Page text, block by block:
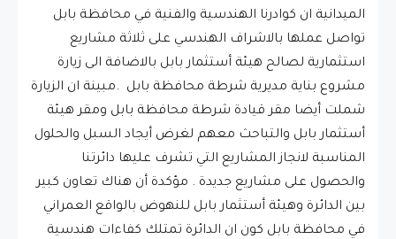
الميدانية ان كوادرنا الهندسية والفنية في محافظة بابل
تواصل عملها بالاشراف الهندسي على ثلاثة مشاريع
استثمارية لصالح هيئة أستثمار بابل بالاضافة الى زيارة
مشروع بناية مديرية شرطة محافظة بابل .مبينة ان الزيارة
شملت أيضا مقر قيادة شرطة محافظة بابل ومقر هيئة
أستثمار بابل والتباحث معهم لغرض أيجاد السبل والحلول
المناسبة لانجاز المشاريع التي تشرف عليها دائرتنا
والحصول على مشاريع جديدة . مؤكدة أن هناك تعاون كبير
بين الدائرة وهيئة أستثمار بابل للنهوض بالواقع العمراني
في محافظة بابل كون ان الدائرة تمتلك كفاءات هندسية